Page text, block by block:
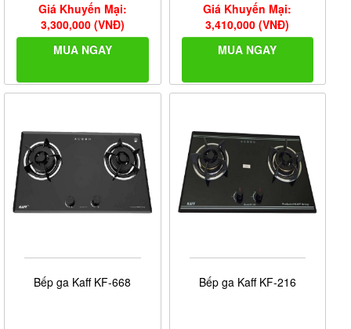
Giá Khuyến Mại:
3,300,000 (VNĐ)
MUA NGAY
Giá Khuyến Mại:
3,410,000 (VNĐ)
MUA NGAY
Bếp ga Kaff KF-668 Bếp ga Kaff KF-216